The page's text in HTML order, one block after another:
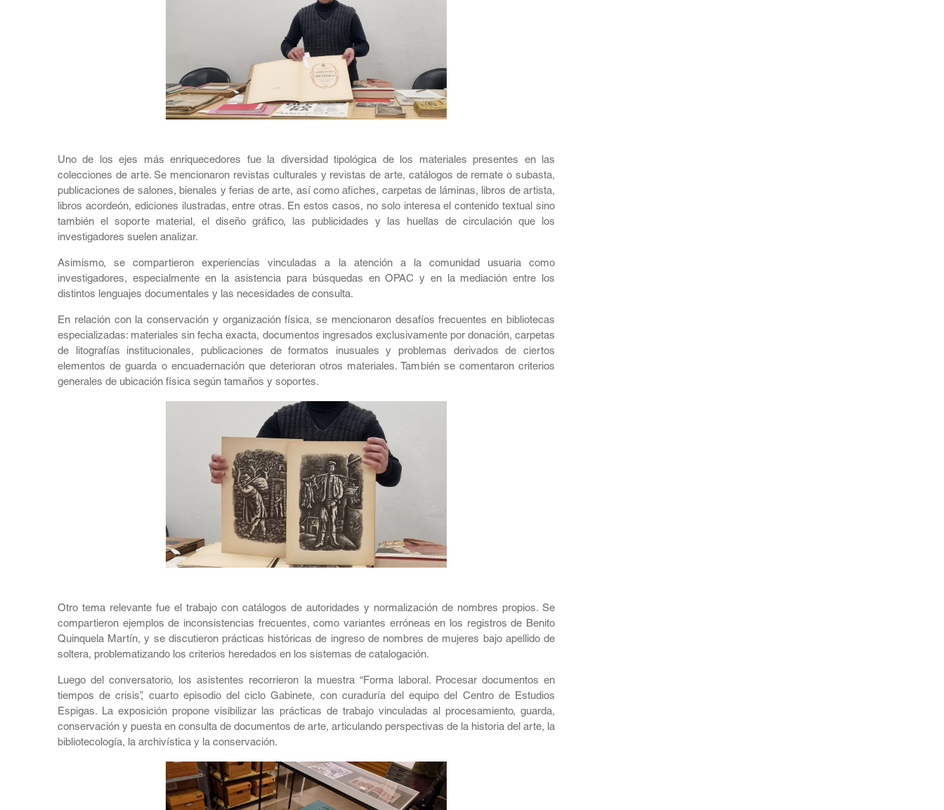
Uno de los ejes más enriquecedores fue la diversidad tipológica de los materiales presentes en las
colecciones de arte. Se mencionaron revistas culturales y revistas de arte, catálogos de remate o subasta,
publicaciones de salones, bienales y ferias de arte, así como afiches, carpetas de láminas, libros de artista,
libros acordeón, ediciones ilustradas, entre otras. En estos casos, no solo interesa el contenido textual sino
también el soporte material, el diseño gráfico, las publicidades y las huellas de circulación que los
investigadores suelen analizar.
Asimismo, se compartieron experiencias vinculadas a la atención a la comunidad usuaria como
investigadores, especialmente en la asistencia para búsquedas en OPAC y en la mediación entre los
distintos lenguajes documentales y las necesidades de consulta.
En relación con la conservación y organización física, se mencionaron desafíos frecuentes en bibliotecas
especializadas: materiales sin fecha exacta, documentos ingresados exclusivamente por donación, carpetas
de litografías institucionales, publicaciones de formatos inusuales y problemas derivados de ciertos
elementos de guarda o encuadernación que deterioran otros materiales. También se comentaron criterios
generales de ubicación física según tamaños y soportes.
Otro tema relevante fue el trabajo con catálogos de autoridades y normalización de nombres propios. Se
compartieron ejemplos de inconsistencias frecuentes, como variantes erróneas en los registros de Benito
Quinquela Martín, y se discutieron prácticas históricas de ingreso de nombres de mujeres bajo apellido de
soltera, problematizando los criterios heredados en los sistemas de catalogación.
Luego del conversatorio, los asistentes recorrieron la muestra “Forma laboral. Procesar documentos en
tiempos de crisis”, cuarto episodio del ciclo Gabinete, con curaduría del equipo del Centro de Estudios
Espigas. La exposición propone visibilizar las prácticas de trabajo vinculadas al procesamiento, guarda,
conservación y puesta en consulta de documentos de arte, articulando perspectivas de la historia del arte, la
bibliotecología, la archivística y la conservación.